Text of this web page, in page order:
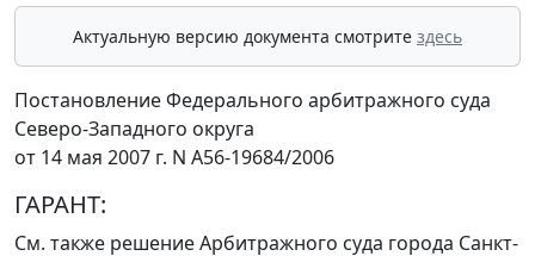
Актуальную версию документа смотрите здесь
Постановление Федерального арбитражного суда
Северо-Западного округа
от 14 мая 2007 г. N А56-19684/2006
ГАРАНТ:
См. также решение Арбитражного суда города Санкт-